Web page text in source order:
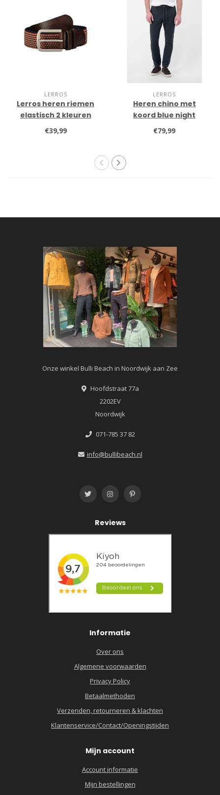
LERROS
Lerros heren riemen
elastisch 2 kleuren
€39,99
LERROS
Heren chino met
koord blue night
€79,99
Onze winkel Bulli Beach in Noordwijk aan Zee
Hoofdstraat 77a
2202EV
Noordwijk
071-785 37 82
info@bullibeach.nl
Reviews
Informatie
Over ons
Algemene voorwaarden
Privacy Policy
Betaalmethoden
Verzenden, retourneren & klachten
Klantenservice/Contact/Openingstijden
Mijn account
Account informatie
Mijn bestellingen